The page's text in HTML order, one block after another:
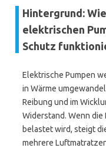
Hintergrund:
elektrischen
Schutz
Elektrische Pumpen
in Wärme
Reibung und im
Widerstand. Wenn
belastet wird, steigt
mehrere